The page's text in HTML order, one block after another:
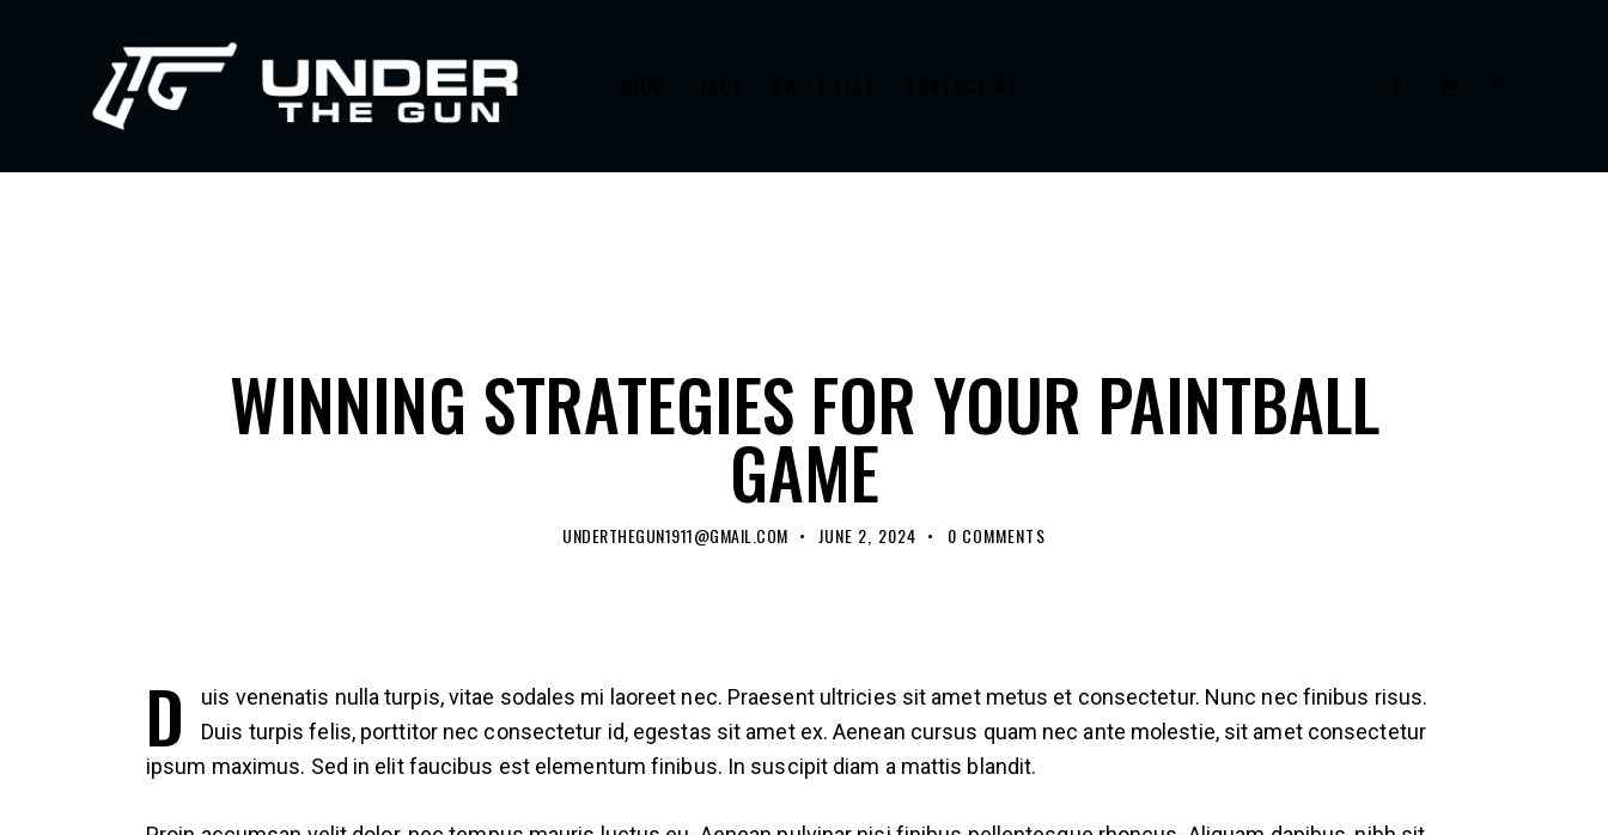
WINNING STRATEGIES FOR YOUR PAINTBALL
GAME
UNDERTHEGUN1911@GMAIL.COM JUNE 2, 2024 0 COMMENTS
D
uis venenatis nulla turpis, vitae sodales mi laoreet nec. Praesent ultricies sit amet metus et consectetur. Nunc nec finibus risus.
Duis turpis felis, porttitor nec consectetur id, egestas sit amet ex. Aenean cursus quam nec ante molestie, sit amet consectetur
ipsum maximus. Sed in elit faucibus est elementum finibus. In suscipit diam a mattis blandit.